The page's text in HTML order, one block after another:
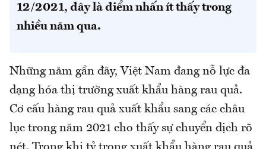
12/2021, đây là điểm nhấn ít thấy trong
nhiều năm qua.
Những năm gần đây, Việt Nam đang nỗ lực đa
dạng hóa thị trường xuất khẩu hàng rau quả.
Cơ cấu hàng rau quả xuất khẩu sang các châu
lục trong năm 2021 cho thấy sự chuyển dịch rõ